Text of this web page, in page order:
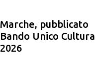
Marche, pubblicato
Bando Unico Cultura
2026